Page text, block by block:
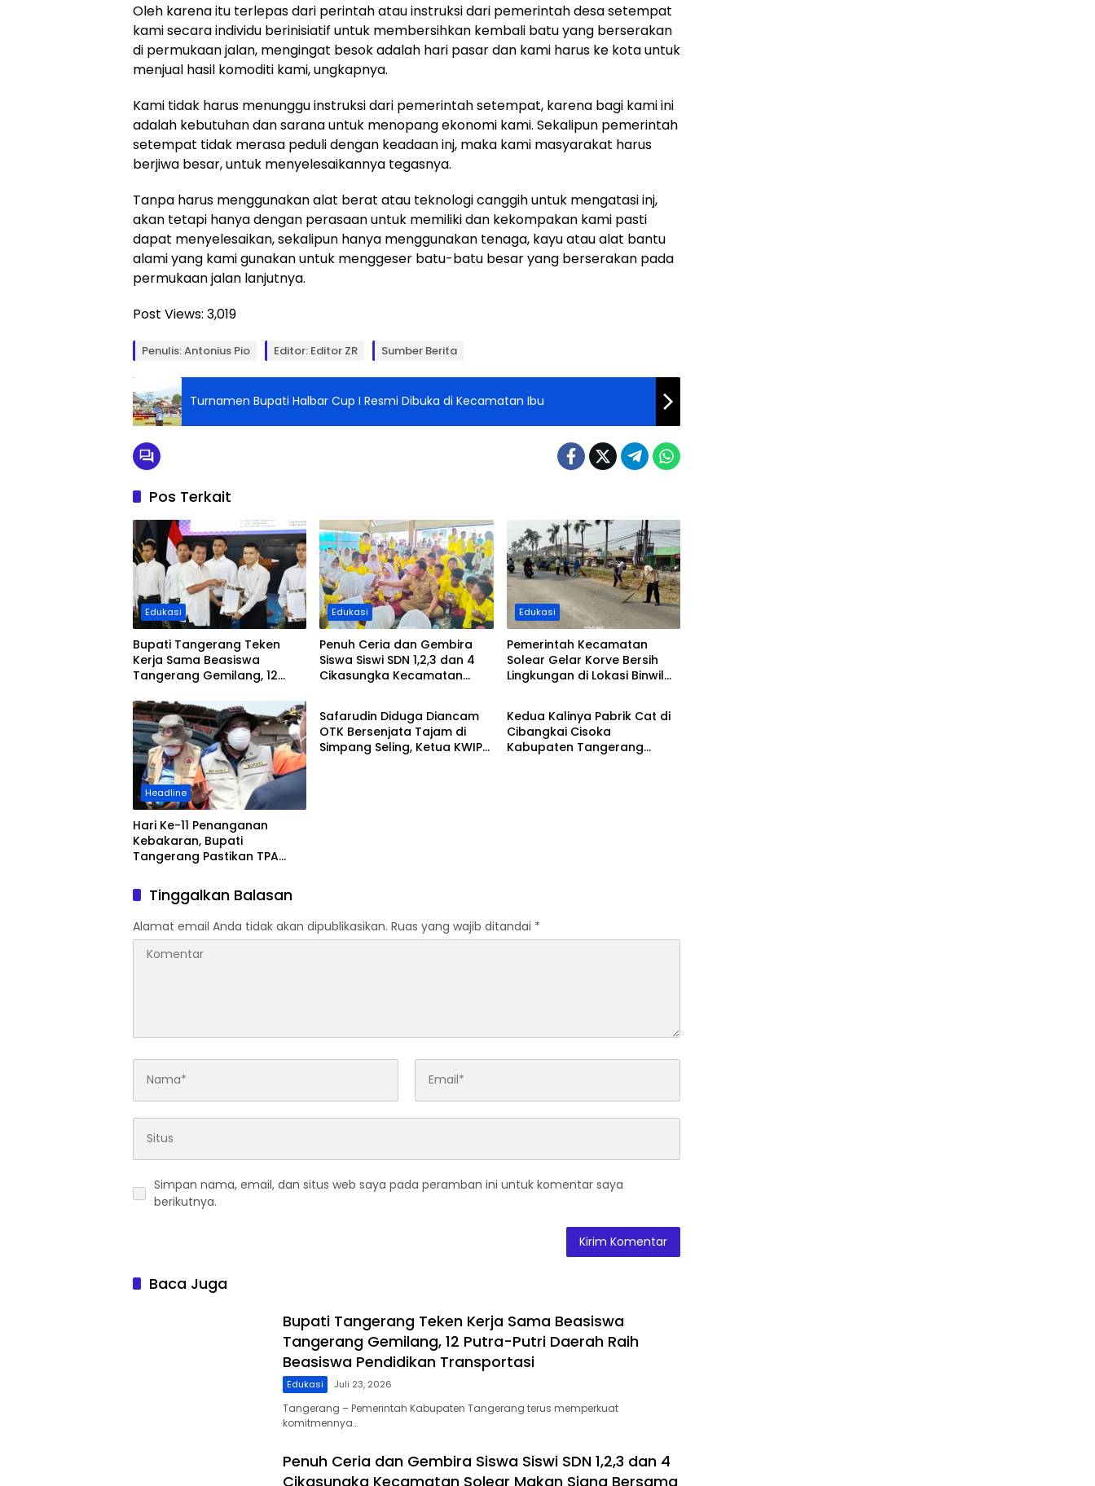
Oleh karena itu terlepas dari perintah atau instruksi dari pemerintah desa setempat
kami secara individu berinisiatif untuk membersihkan kembali batu yang berserakan
di permukaan jalan, mengingat besok adalah hari pasar dan kami harus ke kota untuk
menjual hasil komoditi kami, ungkapnya.
Kami tidak harus menunggu instruksi dari pemerintah setempat, karena bagi kami ini
adalah kebutuhan dan sarana untuk menopang ekonomi kami. Sekalipun pemerintah
setempat tidak merasa peduli dengan keadaan inj, maka kami masyarakat harus
berjiwa besar, untuk menyelesaikannya tegasnya.
Tanpa harus menggunakan alat berat atau teknologi canggih untuk mengatasi inj,
akan tetapi hanya dengan perasaan untuk memiliki dan kekompakan kami pasti
dapat menyelesaikan, sekalipun hanya menggunakan tenaga, kayu atau alat bantu
alami yang kami gunakan untuk menggeser batu-batu besar yang berserakan pada
permukaan jalan lanjutnya.
Post Views: 3,019
Penulis: Antonius Pio Editor: Editor ZR Sumber Berita
Turnamen Bupati Halbar Cup I Resmi Dibuka di Kecamatan Ibu
Pos Terkait
Edukasi
Bupati Tangerang Teken
Kerja Sama Beasiswa
Tangerang Gemilang, 12
Beasiswa Pendidikan
Transportasi
Edukasi
Penuh Ceria dan Gembira
Siswa Siswi SDN 1,2,3 dan 4
Cikasungka Kecamatan
Edukasi
Pemerintah Kecamatan
Solear Gelar Korve Bersih
Lingkungan di Lokasi Binwil
Headline
Hari Ke-11 Penanganan
Kebakaran, Bupati
Tangerang Pastikan TPA
Peristiwa
Safarudin Diduga Diancam
OTK Bersenjata Tajam di
Simpang Seling, Ketua KWIP
Peristiwa
Kedua Kalinya Pabrik Cat di
Cibangkai Cisoka
Kabupaten Tangerang
Tinggalkan Balasan
Alamat email Anda tidak akan dipublikasikan. Ruas yang wajib ditandai *
Simpan nama, email, dan situs web saya pada peramban ini untuk komentar saya
berikutnya.
Baca Juga
Bupati Tangerang Teken Kerja Sama Beasiswa
Tangerang Gemilang, 12 Putra-Putri Daerah Raih
Beasiswa Pendidikan Transportasi
Edukasi Juli 23, 2026
Tangerang – Pemerintah Kabupaten Tangerang terus memperkuat
komitmennya…
Penuh Ceria dan Gembira Siswa Siswi SDN 1,2,3 dan 4
Cikasungka Kecamatan Solear Makan Siang Bersama